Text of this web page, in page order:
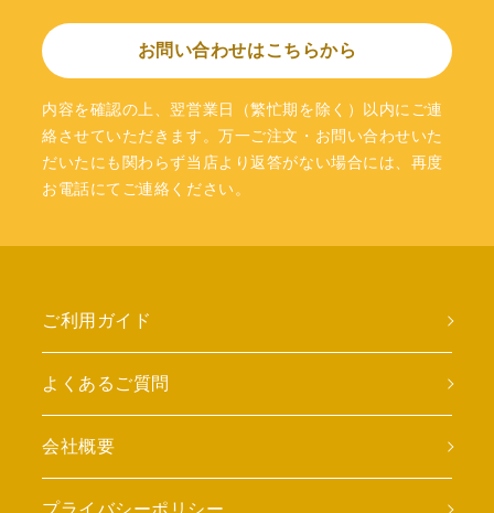
お問い合わせはこちらから
内容を確認の上、翌営業日（繁忙期を除く）以内にご連
絡させていただきます。万一ご注文・お問い合わせいた
だいたにも関わらず当店より返答がない場合には、再度
お電話にてご連絡ください。
ご利用ガイド
よくあるご質問
会社概要
プライバシーポリシー